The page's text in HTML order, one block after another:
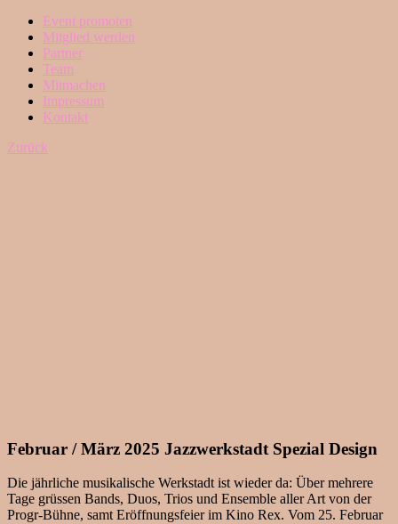
Event promoten
Mitglied werden
Partner
Team
Mitmachen
Impressum
Kontakt
Zurück
Februar / März 2025 Jazzwerkstadt Spezial Design
Die jährliche musikalische Werkstadt ist wieder da: Über mehrere
Tage grüssen Bands, Duos, Trios und Ensemble aller Art von der
Progr-Bühne, samt Eröffnungsfeier im Kino Rex. Vom 25. Februar